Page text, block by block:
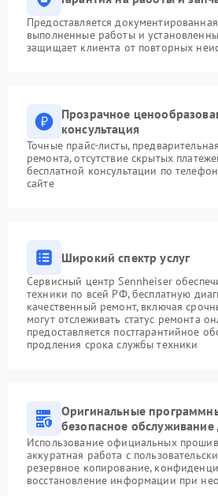
Предоставляется
выполненные работы и
защищает клиента от повторных
Прозрачное
консультация
Точные прайс-листы,
ремонта, отсутствие скрытых
бесплатной консультации по
сайте
Широкий спектр услуг
Сервисный центр Sennheiser
техники по всей РФ, бесплатную
качественный ремонт, включая
могут отслеживать статус ремонта
предоставляется постгарантийное
продления срока службы техники
Оригинальные
безопасное
Использование официальных
аккуратная работа с
резервное копирование,
восстановление информации при